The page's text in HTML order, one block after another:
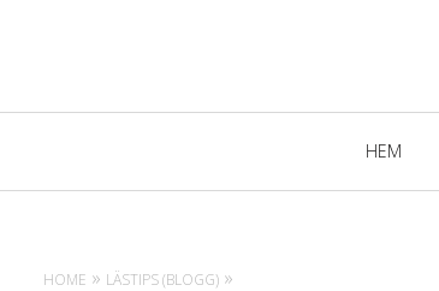
HEM
HOME LÄSTIPS (BLOGG)